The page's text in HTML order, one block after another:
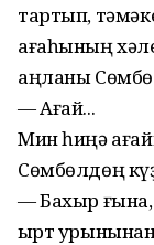
тартып,
ағаһының
аңланы
— Ағай...
Мин һиңә
Сөмбөлдөң
— Бахыр ғына,
ҡырт урынынан